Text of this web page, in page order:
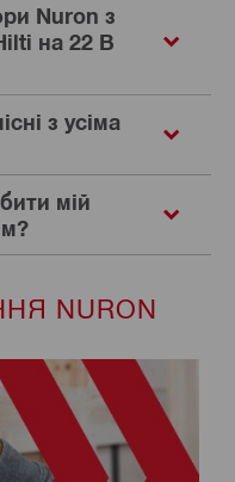
Nuron з
на 22 В
з усіма
мій
NURON